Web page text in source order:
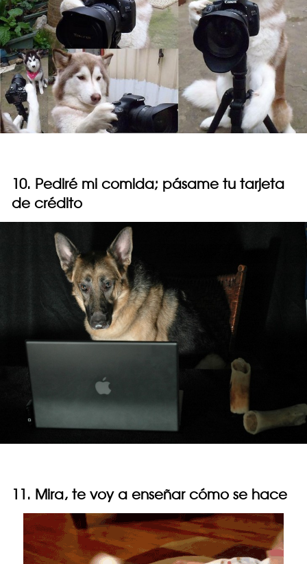
10. Pediré mi comida; pásame tu tarjeta
de crédito
11. Mira, te voy a enseñar cómo se hace